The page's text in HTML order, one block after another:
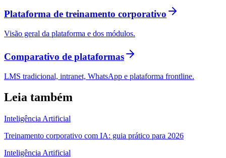
Plataforma de treinamento corporativo
Visão geral da plataforma e dos módulos.
Comparativo de plataformas
LMS tradicional, intranet, WhatsApp e plataforma frontline.
Leia também
Inteligência Artificial
Treinamento corporativo com IA: guia prático para 2026
Inteligência Artificial